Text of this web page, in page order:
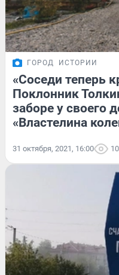
ГОРОД ИСТОРИИ
«Соседи теперь
Поклонник
заборе у своего
«Властелина
31 октября, 2021, 16:00